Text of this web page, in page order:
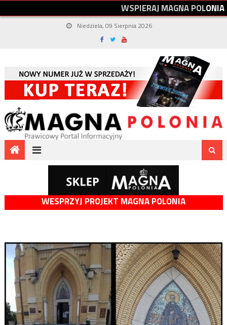
WSPIERAJMAGNAPOLONIA
Niedziela, 09 Sierpnia 2026
WESPRZYJ PROJEKT MAGNA POLONIA